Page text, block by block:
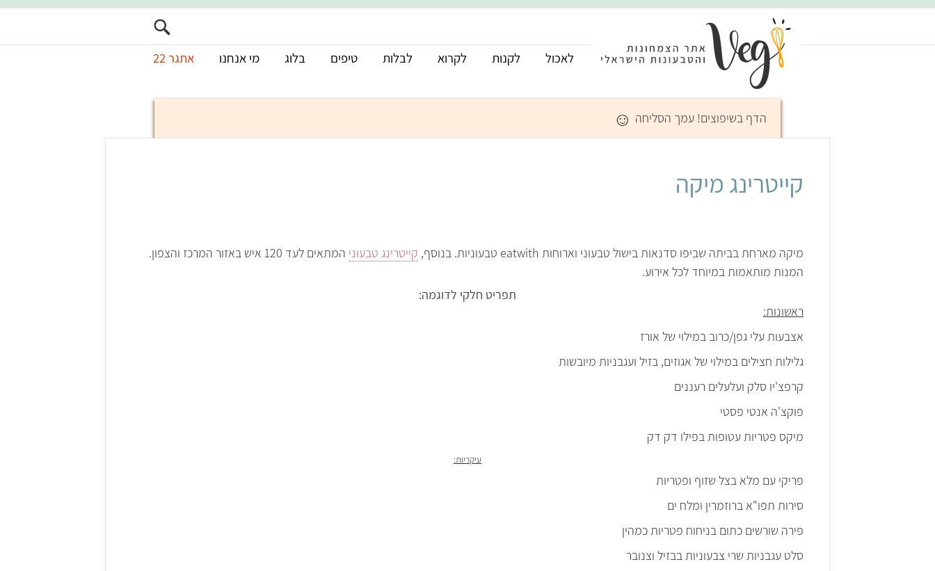
לאכול לקנות לקרוא לבלות טיפים בלוג מי אנחנו אתגר 22
הדף בשיפוצים! עמך הסליחה ☺
קייטרינג מיקה
מיקה מארחת בביתה שביפו סדנאות בישול טבעוני וארוחות eatwith טבעוניות. בנוסף, קייטרינג טבעוני
המתאים לעד 120 איש באזור המרכז והצפון.
המנות מותאמות במיוחד לכל אירוע.
תפריט חלקי לדוגמה:
ראשונות:
אצבעות עלי גפן/כרוב במילוי של אורז
גלילות חצילים במילוי של אגוזים, בזיל ועגבניות מיובשות
קרפצ'יו סלק ועלעלים רעננים
פוקצ'ה אנטי פסטי
מיקס פטריות עטופות בפילו דק דק
עיקריות:
פריקי עם מלא בצל שזוף ופטריות
סירות תפו"א ברוזמרין ומלח ים
פירה שורשים כתום בניחוח פטריות כמהין
סלט עגבניות שרי צבעוניות בבזיל וצנובר